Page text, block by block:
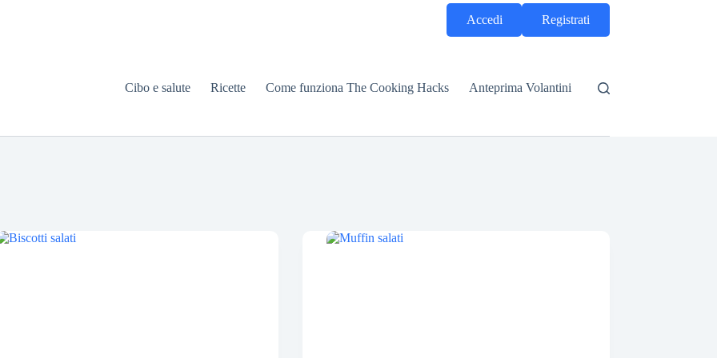
Accedi Registrati
Cibo e salute Ricette Come funziona The Cooking Hacks Anteprima Volantini